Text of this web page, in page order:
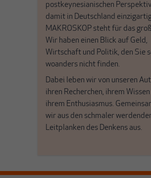
postkeynesianischen
damit in Deutschland
MAKROSKOP steht für das
Wir haben einen Blick auf Geld,
Wirtschaft und Politik, den Sie
woanders nicht finden.
Dabei leben wir von unseren
ihren Recherchen, ihrem Wissen
ihrem Enthusiasmus.
wir aus den schmaler
Leitplanken des Denkens aus.